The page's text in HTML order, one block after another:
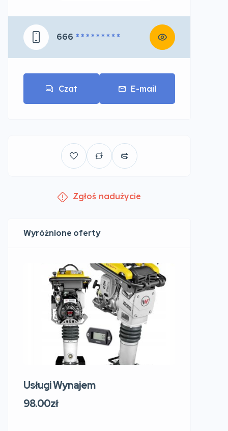
666 * * * * * * * * *
Czat E-mail
Zgłoś nadużycie
Wyróżnione oferty
Usługi Wynajem
98.00zł